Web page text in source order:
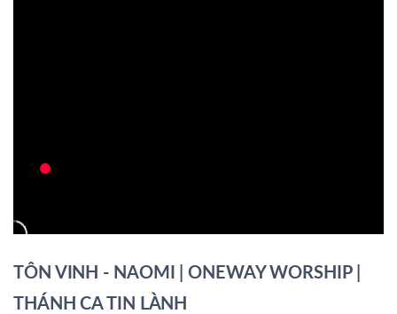
TÔN VINH - NAOMI | ONEWAY WORSHIP |
THÁNH CA TIN LÀNH